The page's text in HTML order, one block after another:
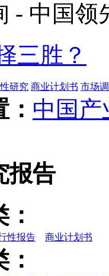
- 中国领
三胜？
研究 商业计划书 市场
中国产
报告
性报告 商业计划书